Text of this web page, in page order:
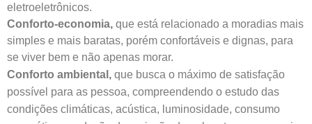
eletroeletrônicos.
Conforto-economia, que está relacionado a moradias mais
simples e mais baratas, porém confortáveis e dignas, para
se viver bem e não apenas morar.
Conforto ambiental, que busca o máximo de satisfação
possível para as pessoa, compreendendo o estudo das
condições climáticas, acústica, luminosidade, consumo